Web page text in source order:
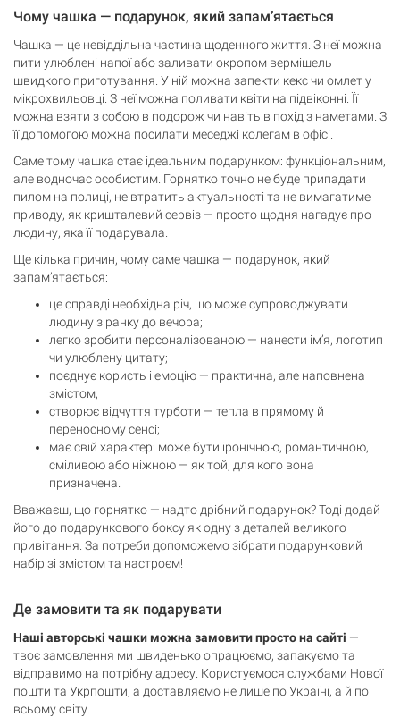
Чому чашка — подарунок, який запам’ятається
Чашка — це невіддільна частина щоденного життя. З неї можна
пити улюблені напої або заливати окропом вермішель
швидкого приготування. У ній можна запекти кекс чи омлет у
мікрохвильовці. З неї можна поливати квіти на підвіконні. Її
можна взяти з собою в подорож чи навіть в похід з наметами. З
її допомогою можна посилати меседжі колегам в офісі.
Саме тому чашка стає ідеальним подарунком: функціональним,
але водночас особистим. Горнятко точно не буде припадати
пилом на полиці, не втратить актуальності та не вимагатиме
приводу, як кришталевий сервіз — просто щодня нагадує про
людину, яка її подарувала.
Ще кілька причин, чому саме чашка — подарунок, який
запам’ятається:
це справді необхідна річ, що може супроводжувати
людину з ранку до вечора;
легко зробити персоналізованою — нанести ім’я, логотип
чи улюблену цитату;
поєднує користь і емоцію — практична, але наповнена
змістом;
створює відчуття турботи — тепла в прямому й
переносному сенсі;
має свій характер: може бути іронічною, романтичною,
сміливою або ніжною — як той, для кого вона
призначена.
Вважаєш, що горнятко — надто дрібний подарунок? Тоді додай
його до подарункового боксу як одну з деталей великого
привітання. За потреби допоможемо зібрати подарунковий
набір зі змістом та настроєм!
Де замовити та як подарувати
Наші авторські чашки можна замовити просто на сайті —
твоє замовлення ми швиденько опрацюємо, запакуємо та
відправимо на потрібну адресу. Користуємося службами Нової
пошти та Укрпошти, а доставляємо не лише по Україні, а й по
всьому світу.